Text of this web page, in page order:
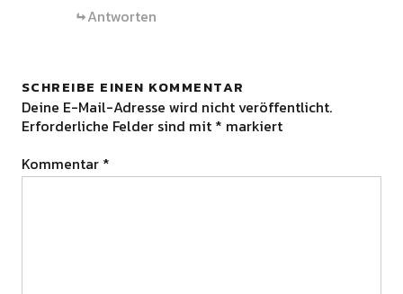
Antworten
SCHREIBE EINEN KOMMENTAR
Deine E-Mail-Adresse wird nicht veröffentlicht.
Erforderliche Felder sind mit * markiert
Kommentar *